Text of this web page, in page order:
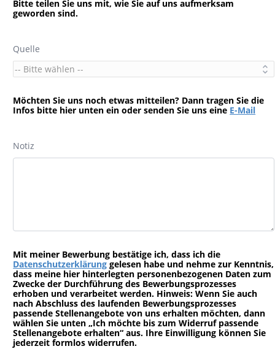
Bitte teilen Sie uns mit, wie Sie auf uns aufmerksam
geworden sind.
Quelle
Möchten Sie uns noch etwas mitteilen? Dann tragen Sie die
Infos bitte hier unten ein oder senden Sie uns eine E-Mail
Notiz
Mit meiner Bewerbung bestätige ich, dass ich die
Datenschutzerklärung gelesen habe und nehme zur Kenntnis,
dass meine hier hinterlegten personenbezogenen Daten zum
Zwecke der Durchführung des Bewerbungsprozesses
erhoben und verarbeitet werden. Hinweis: Wenn Sie auch
nach Abschluss des laufenden Bewerbungsprozesses
passende Stellenangebote von uns erhalten möchten, dann
wählen Sie unten „Ich möchte bis zum Widerruf passende
Stellenangebote erhalten“ aus. Ihre Einwilligung können Sie
jederzeit formlos widerrufen.